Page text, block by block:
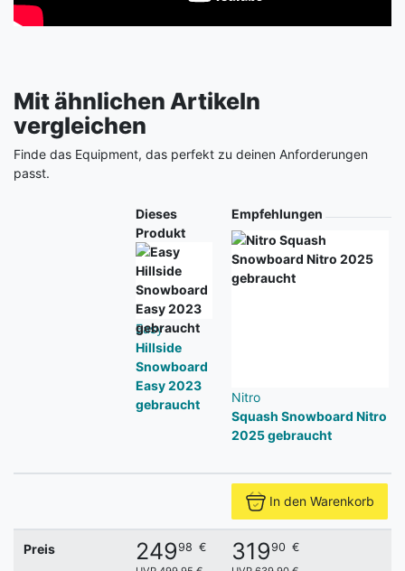
Mit ähnlichen Artikeln
vergleichen
Finde das Equipment, das perfekt zu deinen Anforderungen
passt.
Dieses
Produkt
Easy
Hillside
Snowboard
Easy 2023
gebraucht
Empfehlungen
Nitro
Squash Snowboard Nitro
2025 gebraucht
In den Warenkorb
Preis 24998 € 31990 €